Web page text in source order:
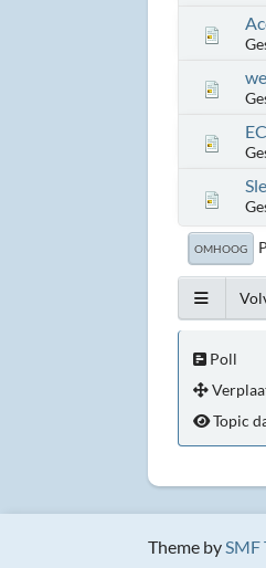
OMHOOG
Poll
Topic
Theme bySMF